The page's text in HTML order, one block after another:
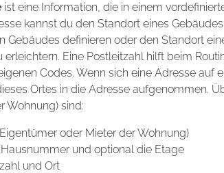
ist eine Information, die in einem
kannst du den Standort eines
Gebäudes definieren oder den Standort
erleichtern. Eine Postleitzahl hilft beim
Codes. Wenn sich eine Adresse auf
Ortes in die Adresse aufgenommen.
Wohnung) sind:
oder Mieter der Wohnung)
und optional die Etage
und Ort